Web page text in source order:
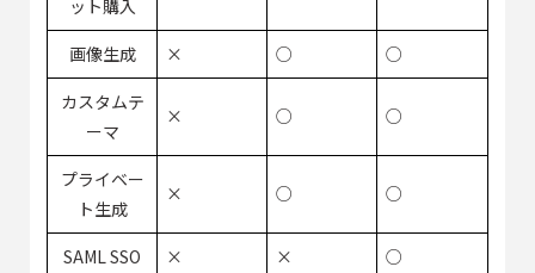
ット購入
画像生成 × ○
○
カスタムテ
ーマ
× ○ ○
プライベー
ト生成
× ○ ○
SAML SSO × ×
○